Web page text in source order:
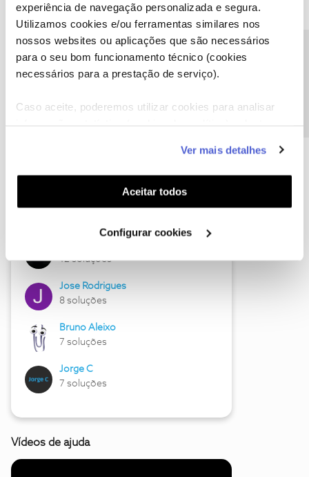
experiência de navegação personalizada e segura.
Utilizamos cookies e/ou ferramentas similares nos
nossos websites ou aplicações que são necessários
para o seu bom funcionamento técnico (cookies
necessários para a prestação de serviço).
Caso aceite, poderemos utilizar cookies para analisar
funcionalidades (cookies de personalização e
funcionalidade) e adaptar anúncios aos seus interesses
(cookies de publicidade personalizada). Pode gerir a
utilização dos cookies clicando em "Configurar
Ver mais detalhes
Aceitar todos
Configurar cookies
Descubra as novidades de junho
12 soluções
Jose Rodrigues
8 soluções
Bruno Aleixo
7 soluções
Jorge C
7 soluções
Vídeos de ajuda